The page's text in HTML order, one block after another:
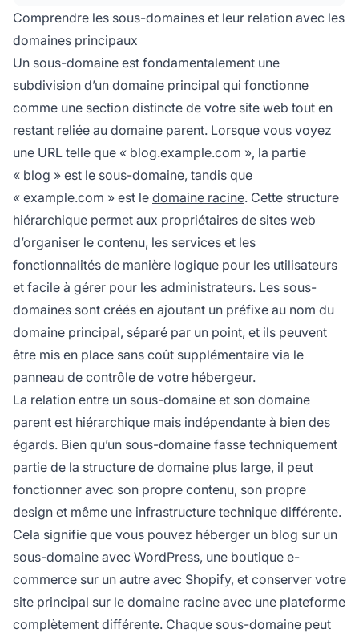
Comprendre les sous-domaines et leur relation avec les
domaines principaux
Un sous-domaine est fondamentalement une
subdivision d’un domaine principal qui fonctionne
comme une section distincte de votre site web tout en
restant reliée au domaine parent. Lorsque vous voyez
une URL telle que « blog.example.com », la partie
« blog » est le sous-domaine, tandis que
« example.com » est le domaine racine. Cette structure
hiérarchique permet aux propriétaires de sites web
d’organiser le contenu, les services et les
fonctionnalités de manière logique pour les utilisateurs
et facile à gérer pour les administrateurs. Les sous-
domaines sont créés en ajoutant un préfixe au nom du
domaine principal, séparé par un point, et ils peuvent
être mis en place sans coût supplémentaire via le
panneau de contrôle de votre hébergeur.
La relation entre un sous-domaine et son domaine
parent est hiérarchique mais indépendante à bien des
égards. Bien qu’un sous-domaine fasse techniquement
partie de la structure de domaine plus large, il peut
fonctionner avec son propre contenu, son propre
design et même une infrastructure technique différente.
Cela signifie que vous pouvez héberger un blog sur un
sous-domaine avec WordPress, une boutique e-
commerce sur un autre avec Shopify, et conserver votre
site principal sur le domaine racine avec une plateforme
complètement différente. Chaque sous-domaine peut